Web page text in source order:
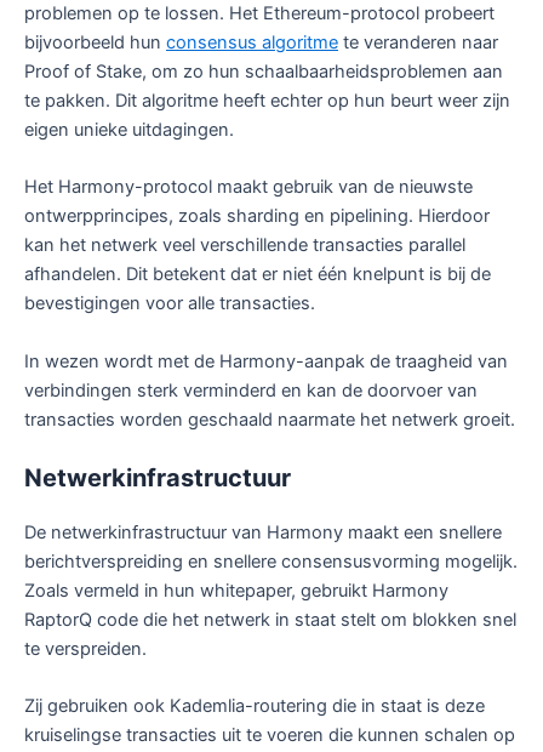
problemen op te lossen. Het Ethereum-protocol probeert
bijvoorbeeld hun consensus algoritme te veranderen naar
Proof of Stake, om zo hun schaalbaarheidsproblemen aan
te pakken. Dit algoritme heeft echter op hun beurt weer zijn
eigen unieke uitdagingen.
Het Harmony-protocol maakt gebruik van de nieuwste
ontwerpprincipes, zoals sharding en pipelining. Hierdoor
kan het netwerk veel verschillende transacties parallel
afhandelen. Dit betekent dat er niet één knelpunt is bij de
bevestigingen voor alle transacties.
In wezen wordt met de Harmony-aanpak de traagheid van
verbindingen sterk verminderd en kan de doorvoer van
transacties worden geschaald naarmate het netwerk groeit.
Netwerkinfrastructuur
De netwerkinfrastructuur van Harmony maakt een snellere
berichtverspreiding en snellere consensusvorming mogelijk.
Zoals vermeld in hun whitepaper, gebruikt Harmony
RaptorQ code die het netwerk in staat stelt om blokken snel
te verspreiden.
Zij gebruiken ook Kademlia-routering die in staat is deze
kruiselingse transacties uit te voeren die kunnen schalen op